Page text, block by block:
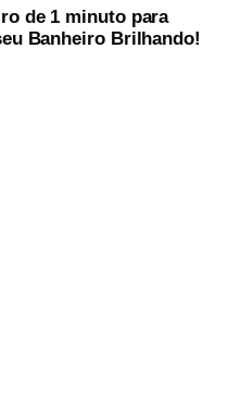
de 1 minuto para
Banheiro Brilhando!